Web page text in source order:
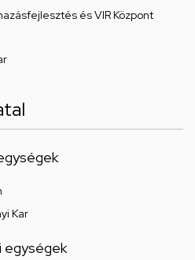
és VIR Központ
Kar
egységek